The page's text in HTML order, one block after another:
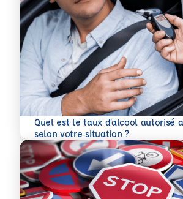
Quel est le taux d’alcool autorisé
selon votre situation ?
En savoir plus